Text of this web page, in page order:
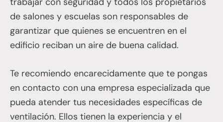
de salones y escuelas son responsables de
garantizar que quienes se encuentren en el
edificio reciban un aire de buena calidad.
Te recomiendo encarecidamente que te pongas
en contacto con una empresa especializada que
pueda atender tus necesidades específicas de
ventilación. Ellos tienen la experiencia y el